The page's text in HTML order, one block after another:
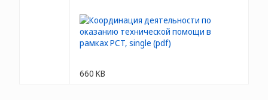
660 KB